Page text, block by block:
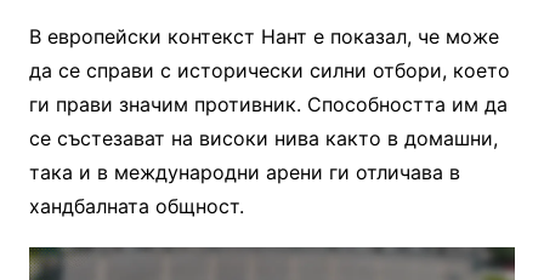
В европейски контекст Нант е показал, че може
да се справи с исторически силни отбори, което
ги прави значим противник. Способността им да
се състезават на високи нива както в домашни,
така и в международни арени ги отличава в
хандбалната общност.